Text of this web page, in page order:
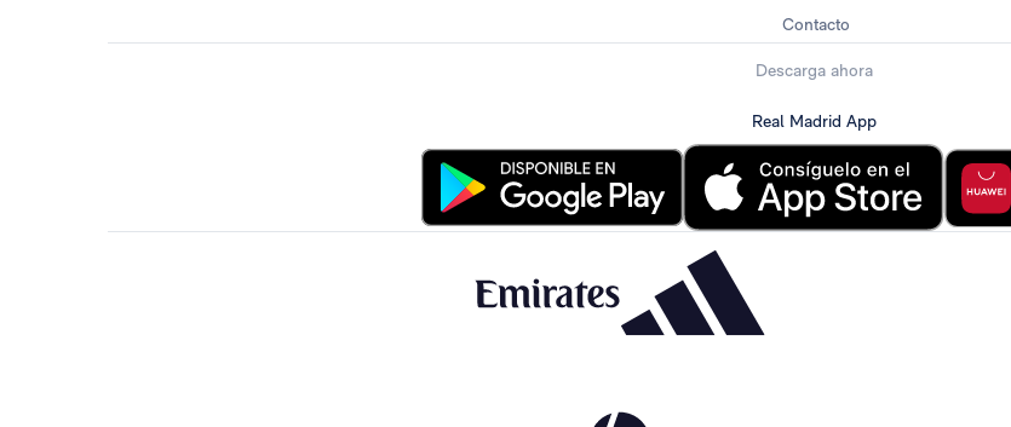
Contacto
Descarga ahora
Real Madrid App